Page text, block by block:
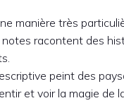
manière très
racontent des
peint des
et voir la magie de